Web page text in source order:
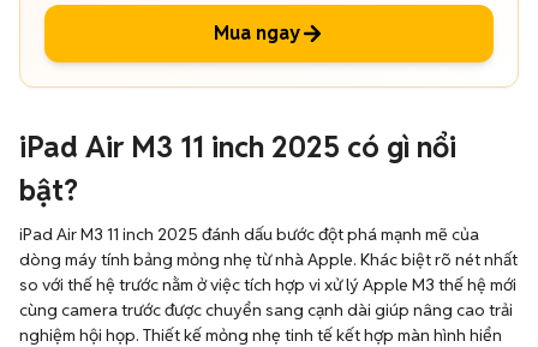
Mua ngay
iPad Air M3 11 inch 2025 có gì nổi
bật?
iPad Air M3 11 inch 2025 đánh dấu bước đột phá mạnh mẽ của
dòng máy tính bảng mỏng nhẹ từ nhà Apple. Khác biệt rõ nét nhất
so với thế hệ trước nằm ở việc tích hợp vi xử lý Apple M3 thế hệ mới
cùng camera trước được chuyển sang cạnh dài giúp nâng cao trải
nghiệm hội họp. Thiết kế mỏng nhẹ tinh tế kết hợp màn hình hiển